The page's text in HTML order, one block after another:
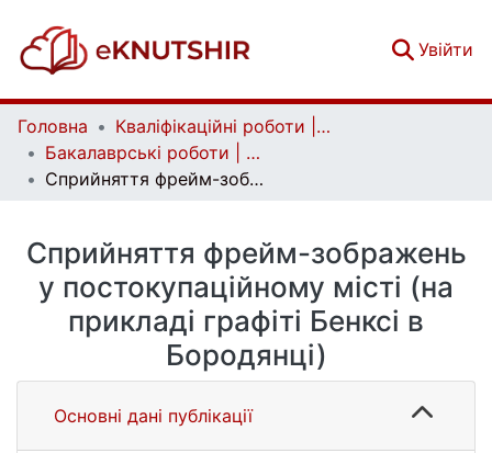
Увійти
Головна
Кваліфікаційні роботи | Qualifying works
Бакалаврські роботи | Bachelor theses
Сприйняття фрейм-зображень у постокупаційному місті (на прикладі графіті Бенксі в Бородянці)
Сприйняття фрейм-зображень
у постокупаційному місті (на
прикладі графіті Бенксі в
Бородянці)
Основні дані публікації